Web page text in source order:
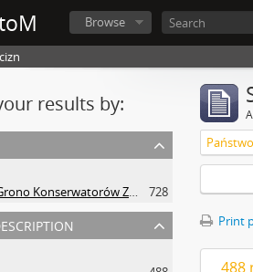
Browse
results by:
Państwowe Grono Konserwatorów Zabytków Przedhistorycznych Michał Drewko
728
Print
488